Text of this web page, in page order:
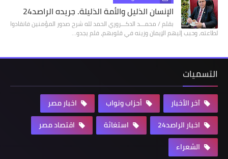
الإنسان الذليل والأمة الذليلة. جريده الراصد24
بقلم / محمـــد الدكـــروري الحمد لله شرح صدور المؤمنين فانقادوا
لطاعته، وحبب إليهم الإيمان وزينه في قلوبهم، فلم يجدو…
التسميات
آخر الأخبار أحزاب ونواب
اخبار مصر
اخبار الراصد24
استغاثة
اقتصاد مصر
الشعراء